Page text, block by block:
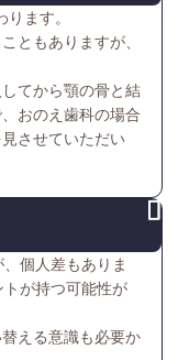
ます。
ともありますが、
てから顎の骨と結
おのえ歯科の場合
させていただい
個人差もありま
が持つ可能性が
える意識も必要か